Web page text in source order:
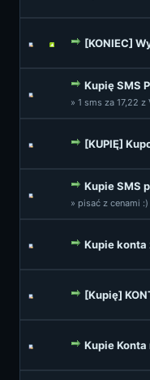
[KONIEC]
Kupię SMS
» 1 sms za 17,22 z
[KUPIĘ]
Kupie SMS
» pisać z cenami :)
Kupie
[Kupię]
Kupie Konta